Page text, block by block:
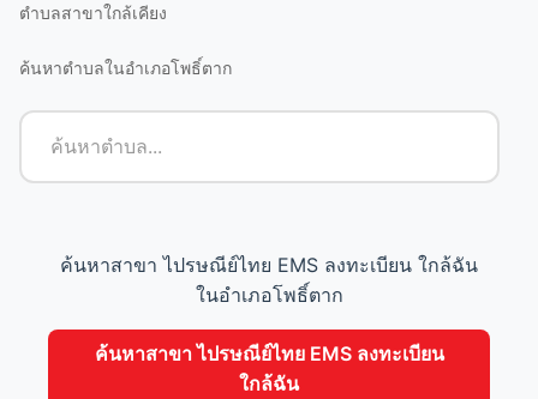
ตำบลสาขาใกล้เคียง
ค้นหาตำบลในอำเภอโพธิ์ตาก
ค้นหาสาขา ไปรษณีย์ไทย EMS ลงทะเบียน ใกล้ฉัน
ในอำเภอโพธิ์ตาก
ค้นหาสาขา ไปรษณีย์ไทย EMS ลงทะเบียน
ใกล้ฉัน